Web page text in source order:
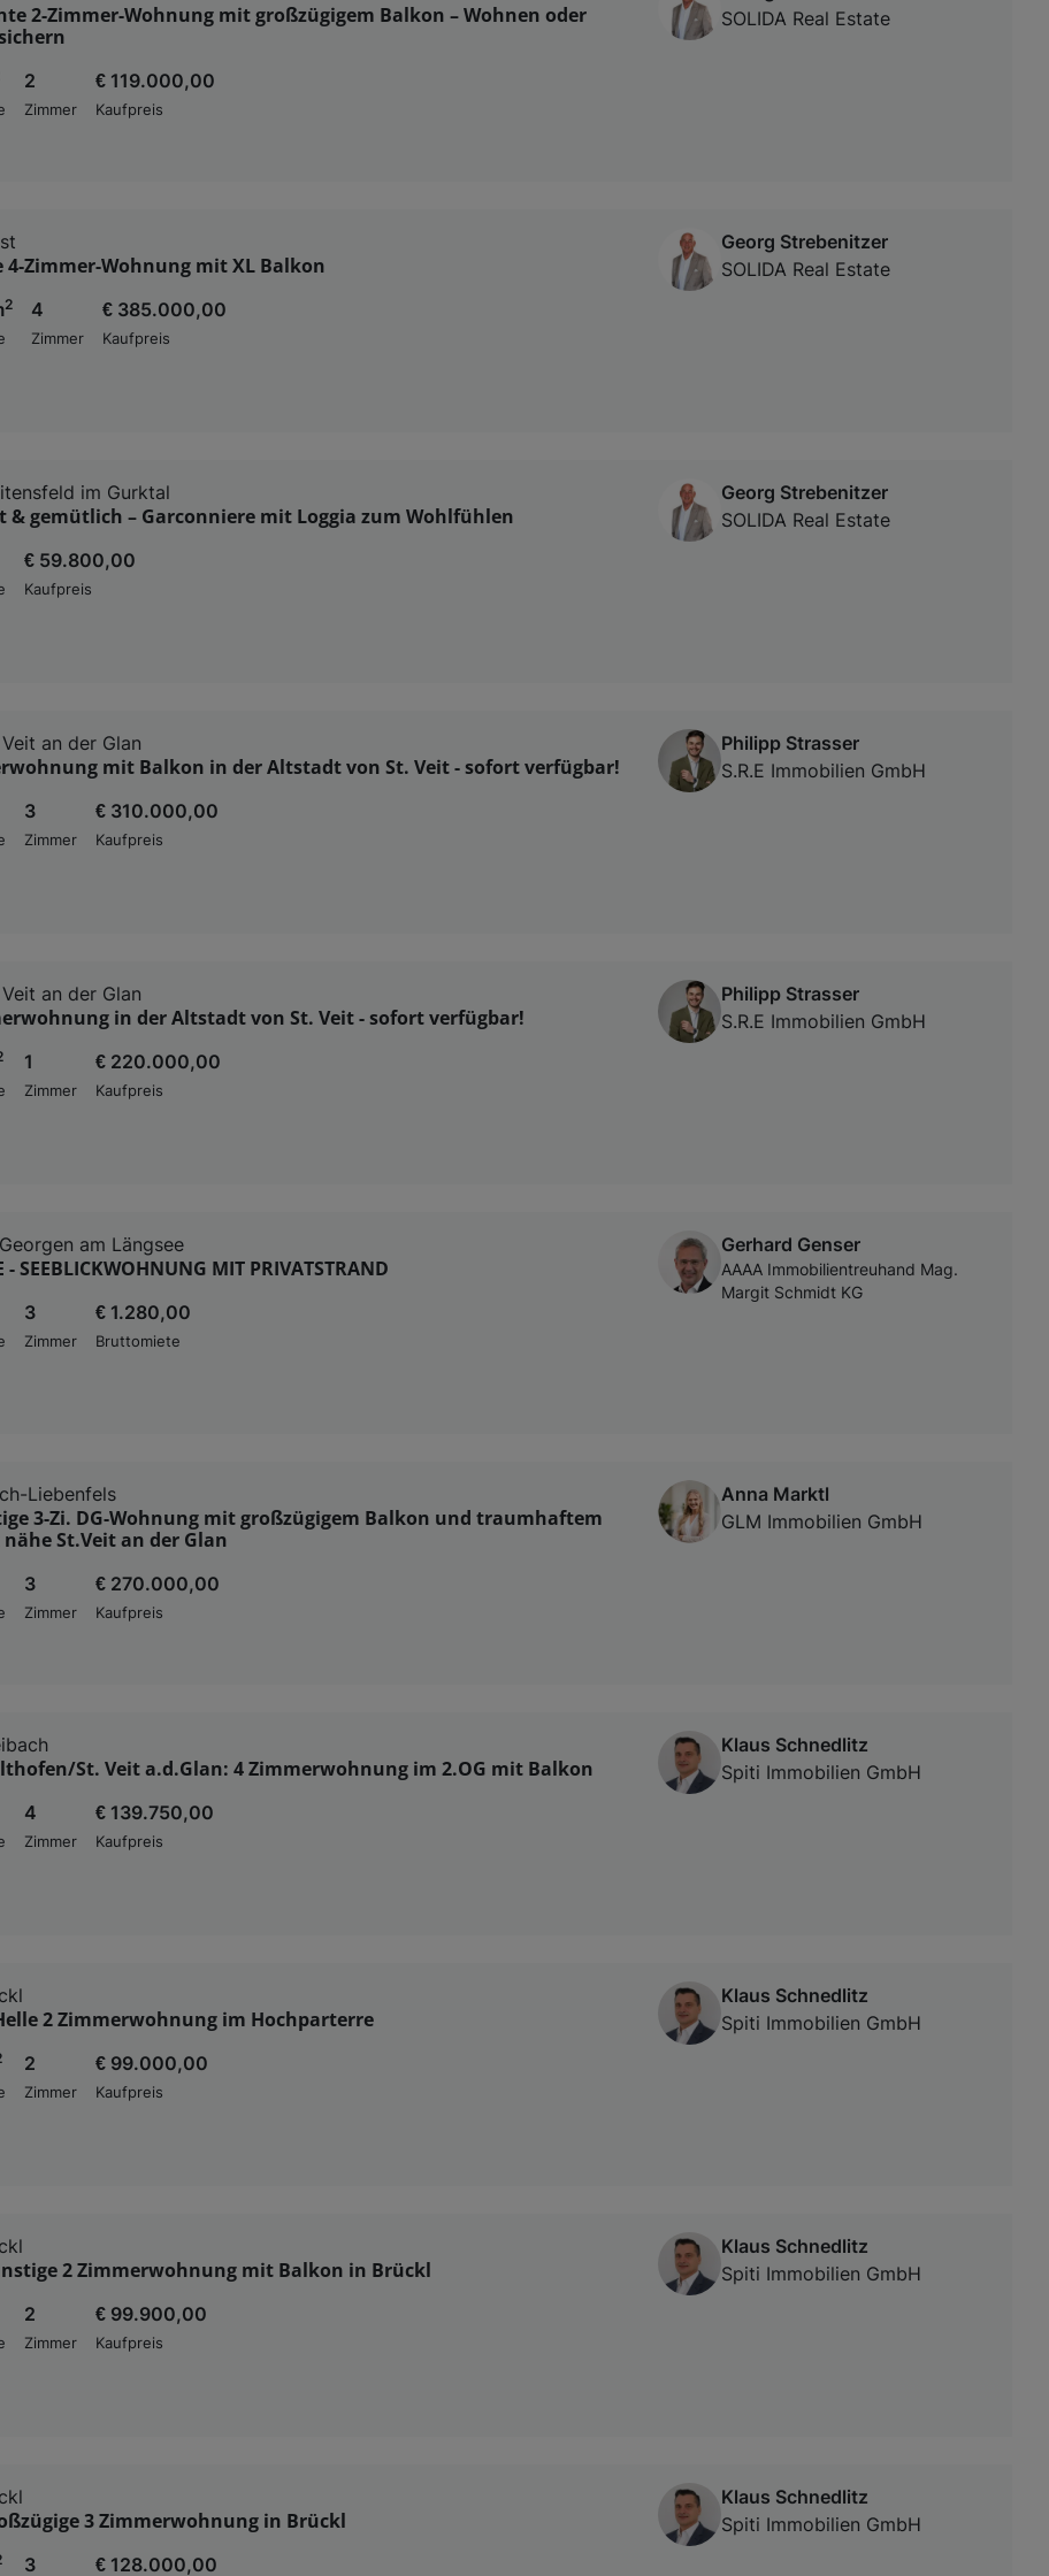
2-Zimmer-Wohnung mit großzügigem Balkon – Wohnen oder
2
Zimmer
€ 119.000,00
Kaufpreis
SOLIDA Real Estate
4-Zimmer-Wohnung mit XL Balkon
2
4
Zimmer
€ 385.000,00
Kaufpreis
Georg Strebenitzer
SOLIDA Real Estate
im Gurktal
& gemütlich – Garconniere mit Loggia zum Wohlfühlen
€ 59.800,00
Kaufpreis
Georg Strebenitzer
SOLIDA Real Estate
an der Glan
mit Balkon in der Altstadt von St. Veit - sofort verfügbar!
3
Zimmer
€ 310.000,00
Kaufpreis
Philipp Strasser
S.R.E Immobilien GmbH
an der Glan
in der Altstadt von St. Veit - sofort verfügbar!
1
Zimmer
€ 220.000,00
Kaufpreis
Philipp Strasser
S.R.E Immobilien GmbH
am Längsee
- SEEBLICKWOHNUNG MIT PRIVATSTRAND
3
Zimmer
€ 1.280,00
Bruttomiete
Gerhard Genser
AAAA Immobilientreuhand Mag.
Margit Schmidt KG
Liebenfels
3-Zi. DG-Wohnung mit großzügigem Balkon und traumhaftem
St.Veit an der Glan
3
Zimmer
€ 270.000,00
Kaufpreis
Anna Marktl
GLM Immobilien GmbH
St. Veit a.d.Glan: 4 Zimmerwohnung im 2.OG mit Balkon
4
Zimmer
€ 139.750,00
Kaufpreis
Klaus Schnedlitz
Spiti Immobilien GmbH
2 Zimmerwohnung im Hochparterre
2
Zimmer
€ 99.000,00
Kaufpreis
Klaus Schnedlitz
Spiti Immobilien GmbH
2 Zimmerwohnung mit Balkon in Brückl
2
Zimmer
€ 99.900,00
Kaufpreis
Klaus Schnedlitz
Spiti Immobilien GmbH
3 Zimmerwohnung in Brückl
3 € 128.000,00
Klaus Schnedlitz
Spiti Immobilien GmbH